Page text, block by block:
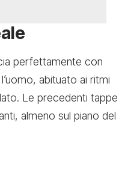
perfettamente con
abituato ai ritmi
Le precedenti tappe
almeno sul piano del